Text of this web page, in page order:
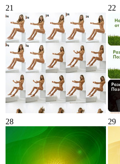
21 22
28 29